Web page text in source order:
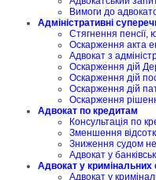
Вимоги до
Адміністративні
Стягнення пенсії,
Оскарження акта
Адвокат з
Оскарження дій
Оскарження дій
Оскарження дій
Оскарження
Адвокат по кредитам
Консультація по
Зменшення
Зниження судом
Адвокат у
Адвокат у кримінальних
Адвокат у